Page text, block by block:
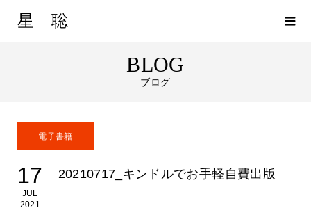
星 聡
BLOG
ブログ
電子書籍
17
JUL
2021
20210717_キンドルでお手軽自費出版